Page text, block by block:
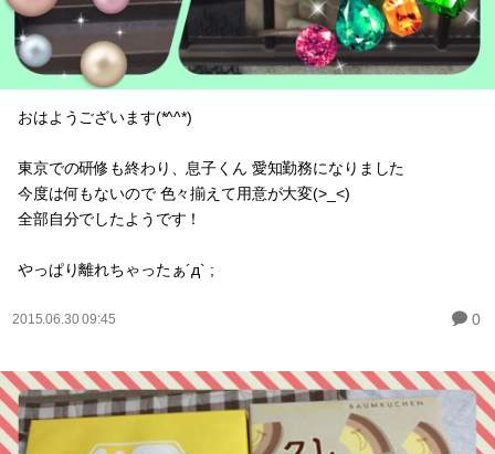
おはようございます(*^^*)
東京での研修も終わり、息子くん 愛知勤務になりました
今度は何もないので 色々揃えて用意が大変(>_<)
全部自分でしたようです！
やっぱり離れちゃったぁ´д` ;
2015.06.30 09:45 0